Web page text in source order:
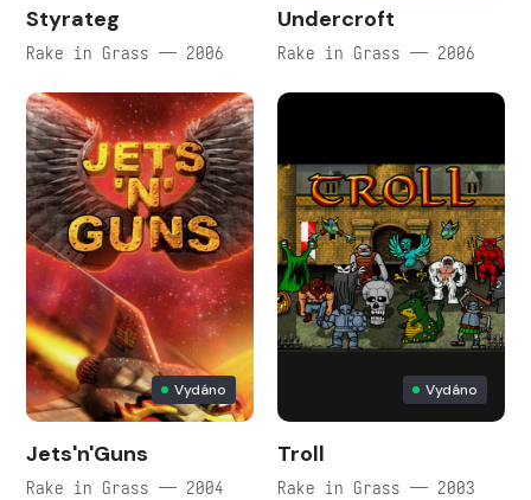
Styrateg
Rake in Grass — 2006
Undercroft
Rake in Grass — 2006
Vydáno
Jets'n'Guns
Rake in Grass — 2004
Vydáno
Troll
Rake in Grass — 2003